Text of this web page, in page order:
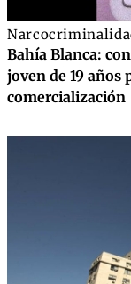
Bahía Blanca:
joven de 19 años
comercialización